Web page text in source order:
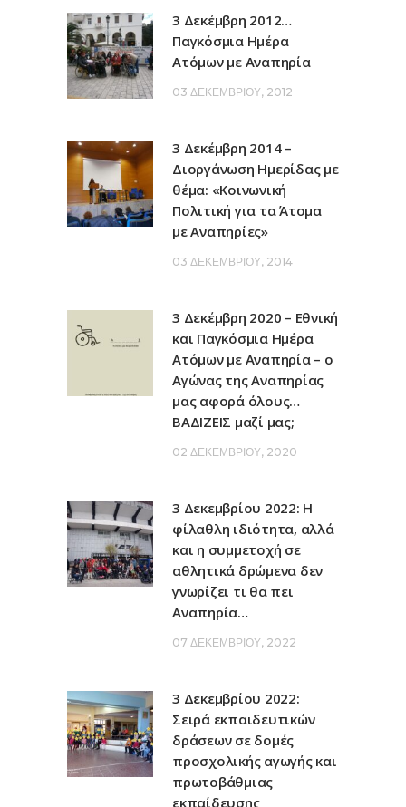
3 Δεκέμβρη 2012…
Παγκόσμια Ημέρα
Ατόμων με Αναπηρία
03 ΔΕΚΕΜΒΡΊΟΥ, 2012
3 Δεκέμβρη 2014 –
Διοργάνωση Ημερίδας με
θέμα: «Κοινωνική
Πολιτική για τα Άτομα
με Αναπηρίες»
03 ΔΕΚΕΜΒΡΊΟΥ, 2014
3 Δεκέμβρη 2020 – Εθνική
και Παγκόσμια Ημέρα
Ατόμων με Αναπηρία – ο
Αγώνας της Αναπηρίας
μας αφορά όλους…
ΒΑΔΙΖΕΙΣ μαζί μας;
02 ΔΕΚΕΜΒΡΊΟΥ, 2020
3 Δεκεμβρίου 2022: Η
φίλαθλη ιδιότητα, αλλά
και η συμμετοχή σε
αθλητικά δρώμενα δεν
γνωρίζει τι θα πει
Αναπηρία…
07 ΔΕΚΕΜΒΡΊΟΥ, 2022
3 Δεκεμβρίου 2022:
Σειρά εκπαιδευτικών
δράσεων σε δομές
προσχολικής αγωγής και
πρωτοβάθμιας
εκπαίδευσης